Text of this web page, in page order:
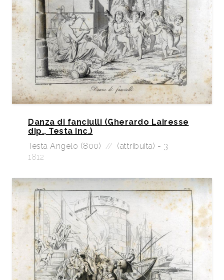
Danza di fanciulli (Gherardo Lairesse
dip., Testa inc.)
Testa Angelo (800) // (attribuita) - 3
1812